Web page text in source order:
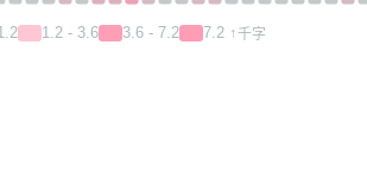
1.2 - 3.6 3.6 - 7.2 7.2 ↑千字